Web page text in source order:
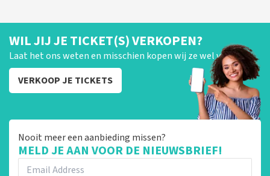
WIL JIJ JE TICKET(S) VERKOPEN?
Laat het ons weten en misschien kopen wij ze wel van je!
VERKOOP JE TICKETS
Nooit meer een aanbieding missen?
MELD JE AAN VOOR DE NIEUWSBRIEF!